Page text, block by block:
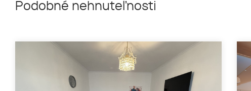
Podobné nehnuteľnosti